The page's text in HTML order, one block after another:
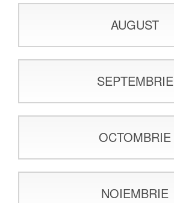
AUGUST
SEPTEMBRIE
OCTOMBRIE
NOIEMBRIE